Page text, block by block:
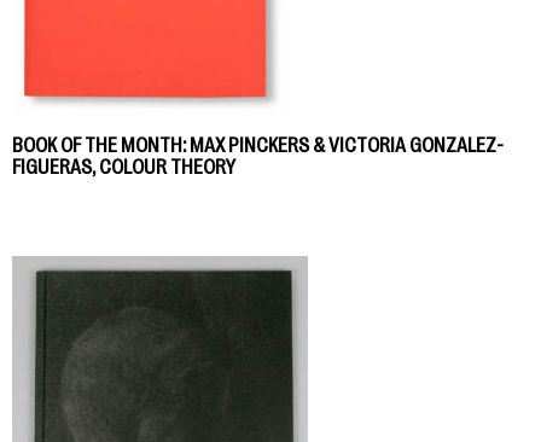
BOOK OF THE MONTH: MAX PINCKERS & VICTORIA GONZALEZ-
FIGUERAS, COLOUR THEORY